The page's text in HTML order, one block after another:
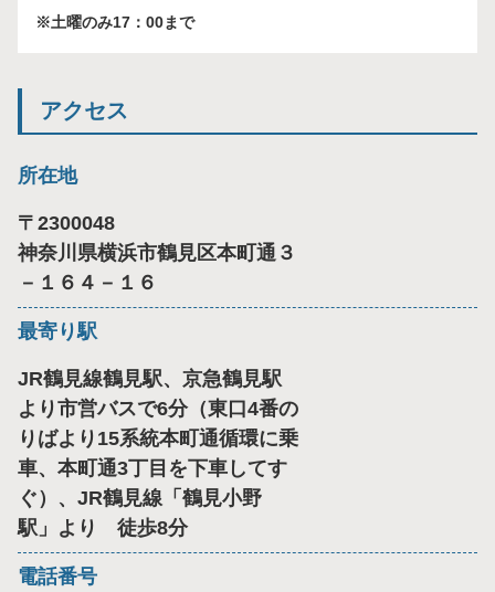
※土曜のみ17：00まで
アクセス
所在地
〒 2300048
神奈川県横浜市鶴見区本町通３
－１６４－１６
最寄り駅
JR鶴見線鶴見駅、京急鶴見駅
より市営バスで6分（東口4番の
りばより15系統本町通循環に乗
車、本町通3丁目を下車してす
ぐ）、JR鶴見線「鶴見小野
駅」より 徒歩8分
電話番号